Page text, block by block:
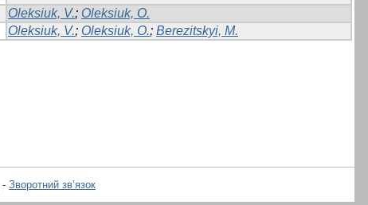
Oleksiuk, V.; Oleksiuk, O.
Oleksiuk, V.; Oleksiuk, O.; Berezitskyi, M.
- Зворотний зв’язок